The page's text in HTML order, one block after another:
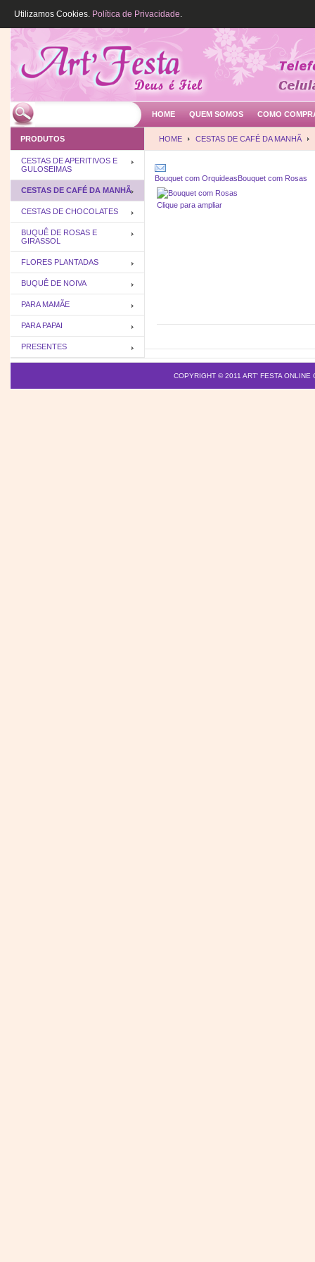
HOME QUEM SOMOS COMO
HOME CESTAS DE CAFÉ DA MANHÃ
Bouquet com OrquideasBouquet com Rosas
Clique para ampliar
PRODUTOS
CESTAS DE APERITIVOS E
GULOSEIMAS
CESTAS DE CAFÉ DA MANHÃ
CESTAS DE CHOCOLATES
BUQUÊ DE ROSAS E
GIRASSOL
FLORES PLANTADAS
BUQUÊ DE NOIVA
PARA MAMÃE
PARA PAPAI
PRESENTES
COPYRIGHT © 2011 ART' FESTA ONLINE
Utilizamos Cookies. Política de Privacidade.